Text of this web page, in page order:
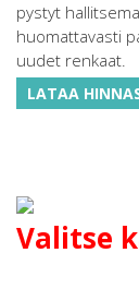
pystyt
huomattavasti
uudet renkaat.
LATAA
Valitse